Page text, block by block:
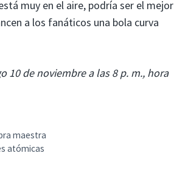
muy en el aire, podría ser el mejor
a los fanáticos una bola curva
10 de noviembre a las 8 p. m., hora
maestra
atómicas